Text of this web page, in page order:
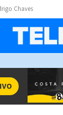
Chaves